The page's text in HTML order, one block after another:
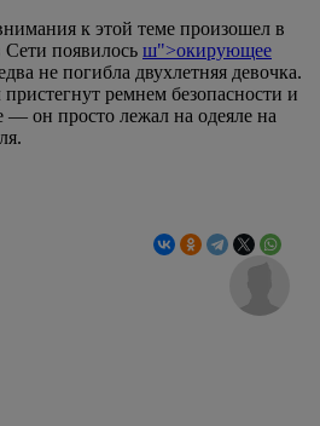
к этой теме произошел в
Сети появилось ш">окирующее
не погибла двухлетняя девочка.
ремнем безопасности и
— он просто лежал на одеяле на